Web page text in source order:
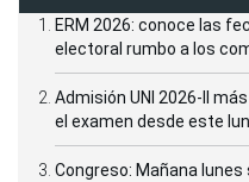
ERM 2026: conoce las
electoral rumbo a los
Admisión UNI 2026-II
el examen desde este
Congreso: Mañana